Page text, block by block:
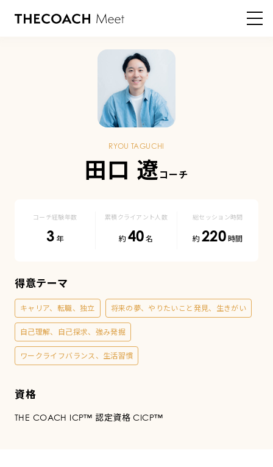
ー
チ
RYOU TAGUCHI
田口 遼
コーチ経験年数
3
累積クライアント人数
40
総セッション時間
220
得意テーマ
キャリア、転職、独立 将来の夢、やりたいこと発見、生きがい
自己理解、自己探求、強み発掘
ワークライフバランス、生活習慣
資格
THE COACH ICP™︎ 認定資格 CICP™︎